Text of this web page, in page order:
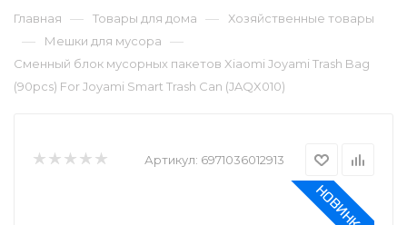
Главная — Товары для дома — Хозяйственные товары
— Мешки для мусора —
Сменный блок мусорных пакетов Xiaomi Joyami Trash Bag
(90pcs) For Joyami Smart Trash Can (JAQX010)
Артикул: 6971036012913